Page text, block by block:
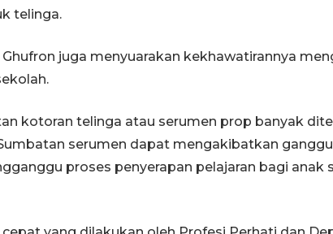
telinga.
juga menyuarakan kekhawatirannya
kotoran telinga atau serumen prop banyak
serumen dapat mengakibatkan
proses penyerapan pelajaran bagi anak